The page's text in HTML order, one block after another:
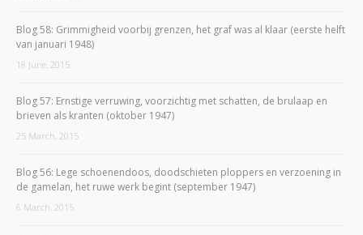
Blog 58: Grimmigheid voorbij grenzen, het graf was al klaar (eerste helft
van januari 1948)
18 June, 2015
Blog 57: Ernstige verruwing, voorzichtig met schatten, de brulaap en
brieven als kranten (oktober 1947)
25 March, 2015
Blog 56: Lege schoenendoos, doodschieten ploppers en verzoening in
de gamelan, het ruwe werk begint (september 1947)
6 March, 2015